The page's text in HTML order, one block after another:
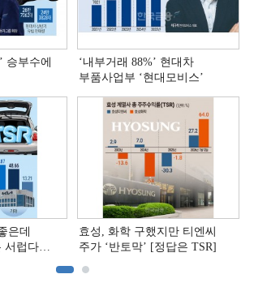
승부수에
‘내부거래 88%ʼ 현대차
부품사업부 ‘현대모비스ʼ
은데
서럽다
효성, 화학 구했지만 티엔씨
주가 ‘반토막’ [정답은 TSR]